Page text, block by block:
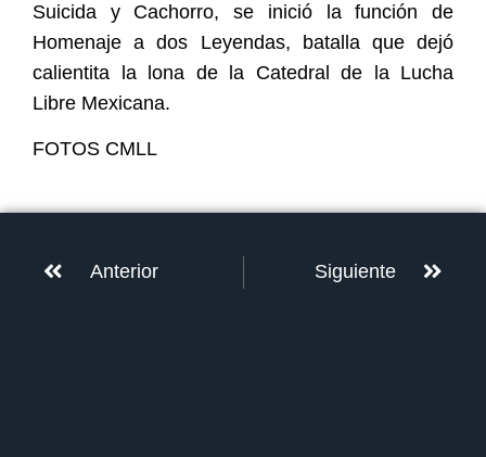
Suicida y Cachorro, se inició la función de
Homenaje a dos Leyendas, batalla que dejó
calientita la lona de la Catedral de la Lucha
Libre Mexicana.
FOTOS CMLL
Anterior Siguiente